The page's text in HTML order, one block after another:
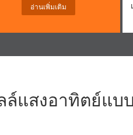
อ่านเพิ่มเติม
ล์แสงอาทิตย์แบ